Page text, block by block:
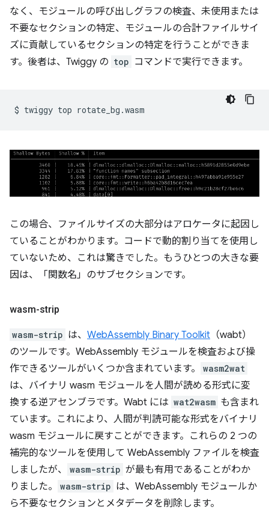
なく、モジュールの呼び出しグラフの検査、未使用または
不要なセクションの特定、モジュールの合計ファイルサイ
ズに貢献しているセクションの特定を行うことができま
す。後者は、Twiggy の top コマンドで実行できます。
$ twiggy top
この場合、ファイルサイズの大部分はアロケータに起因し
ていることがわかります。コードで動的割り当てを使用し
ていないため、これは驚きでした。もうひとつの大きな要
因は、「関数名」のサブセクションです。
wasm-strip
wasm-strip は、 WebAssembly Binary Toolkit （wabt）
のツールです。WebAssembly モジュールを検査および操
作できるツールがいくつか含まれています。
wasm2wat
は、バイナリ wasm モジュールを人間が読める形式に変
換する逆アセンブラです。Wabt には wat2wasm も含まれ
ています。これにより、人間が判読可能な形式をバイナリ
wasm モジュールに戻すことができます。これらの 2 つの
補完的なツールを使用して WebAssembly ファイルを検査
しましたが、
wasm-strip が最も有用であることがわか
りました。
wasm-strip は、WebAssembly モジュールか
ら不要なセクションとメタデータを削除します。